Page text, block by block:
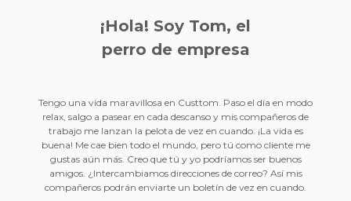
¡Hola! Soy Tom, el
perro de empresa
Tengo una vida maravillosa en Custtom. Paso el día en modo
relax, salgo a pasear en cada descanso y mis compañeros de
trabajo me lanzan la pelota de vez en cuando. ¡La vida es
buena! Me cae bien todo el mundo, pero tú como cliente me
gustas aún más. Creo que tú y yo podríamos ser buenos
amigos. ¿Intercambiamos direcciones de correo? Así mis
compañeros podrán enviarte un boletín de vez en cuando.